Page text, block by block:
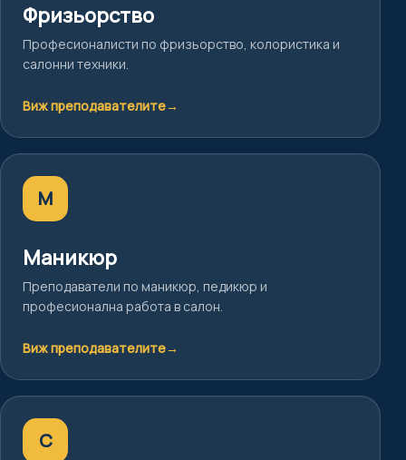
Фризьорство
Професионалисти по фризьорство, колористика и
салонни техники.
Виж преподавателите→
М
Маникюр
Преподаватели по маникюр, педикюр и
професионална работа в салон.
Виж преподавателите→
С